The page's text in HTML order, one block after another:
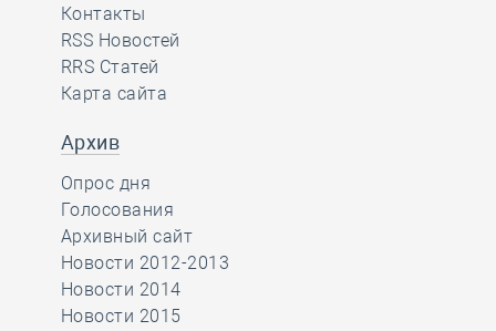
Контакты
RSS Новостей
RRS Статей
Карта сайта
Архив
Опрос дня
Голосования
Архивный сайт
Новости 2012-2013
Новости 2014
Новости 2015